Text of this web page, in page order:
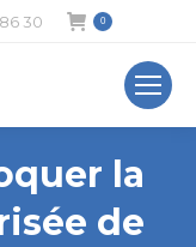
30 0
la
de